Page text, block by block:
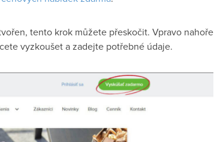
tento krok můžete přeskočit. Vpravo nahoře
vyzkoušet a zadejte potřebné údaje.